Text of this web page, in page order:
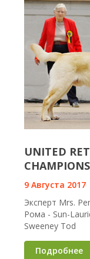
UNITED
9 Августа 2017
Эксперт Mrs.
Рома - Sun-
Sweeney Tod
Подробнее